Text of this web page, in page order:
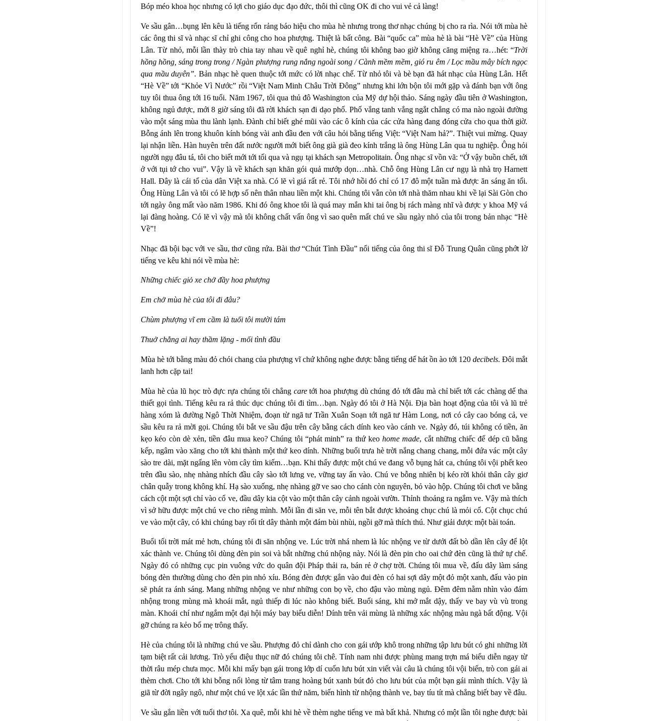
Bóp méo khoa học nhưng có lợi cho giáo dục đạo đức, thôi thì cũng OK đi cho vui vẻ cả làng!
Ve sầu gân…bụng lên kêu là tiếng rổn rảng báo hiệu cho mùa hè nhưng trong thơ nhạc chúng bị cho ra rìa. Nói tới mùa hè
các ông thi sĩ và nhạc sĩ chỉ ghi công cho hoa phượng. Thiệt là bất công. Bài “quốc ca” mùa hè là bài “Hè Về” của Hùng
Lân. Từ nhỏ, mỗi lần thày trò chia tay nhau về quê nghỉ hè, chúng tôi không bao giờ không căng miệng ra…hét: “Trời
hồng hồng, sáng trong trong / Ngàn phượng rung nắng ngoài song / Cành mềm mềm, gió ru êm / Lọc mầu mây bích ngọc
qua mầu duyên”. Bản nhạc hè quen thuộc tới mức có lời nhạc chế. Từ nhỏ tôi và bè bạn đã hát nhạc của Hùng Lân. Hết
“Hè Về” tới “Khỏe Vì Nước” rồi “Việt Nam Minh Châu Trời Đông” nhưng khi lớn bộn tôi mới gặp và đánh bạn với ông
tuy tôi thua ông tới 16 tuổi. Năm 1967, tôi qua thủ đô Washington của Mỹ dự hội thảo. Sáng ngày đầu tiên ở Washington,
không ngủ được, mới 8 giờ sáng tôi đã rời khách sạn đi dạo phố. Phố vắng tanh vắng ngắt chẳng có ma nào ngoài đường
vào một sáng mùa thu lành lạnh. Đành chỉ biết ghé mũi vào các ô kính của các cửa hàng đang đóng cửa cho qua thời giờ.
Bỗng ánh lên trong khuôn kính bóng vài anh đầu đen với câu hỏi bằng tiếng Việt: “Việt Nam hả?”. Thiệt vui mừng. Quay
lại nhận liền. Hàn huyên trên đất nước người mới biết ông già già đeo kính trắng là ông Hùng Lân qua tu nghiệp. Ông hỏi
người ngụ đâu tá, tôi cho biết mới tới tối qua và ngụ tại khách sạn Metropolitain. Ông nhạc sĩ vồn vã: “Ở vậy buồn chết, tới
ở với tụi tớ cho vui”. Vậy là về khách sạn khăn gói quả mướp dọn…nhà. Chỗ ông Hùng Lân cư ngụ là nhà trọ Harnett
Hall. Đây là cái tổ của dân Việt xa nhà. Có lẽ vì giá rất rẻ. Tôi nhớ hồi đó chỉ có 17 đô một tuần mà được ăn sáng ăn tối.
Ông Hùng Lân và tôi có lẽ hợp số nên thân nhau liền một khi. Chúng tôi vẫn còn tới nhà thăm nhau khi về lại Sài Gòn cho
tới ngày ông mất vào năm 1986. Khi đó ông khoe tôi là quá may mắn khi tai ông bị rách màng nhĩ và được y khoa Mỹ vá
lại đàng hoàng. Có lẽ vì vậy mà tôi không chất vấn ông vì sao quên mất chú ve sầu ngày nhỏ của tôi trong bản nhạc “Hè
Về”!
Nhạc đã bội bạc với ve sầu, thơ cũng rứa. Bài thơ “Chút Tình Đầu” nổi tiếng của ông thi sĩ Đỗ Trung Quân cũng phớt lờ
tiếng ve kêu khi nói về mùa hè:
Những chiếc giỏ xe chở đầy hoa phượng
Em chở mùa hè của tôi đi đâu?
Chùm phượng vĩ em cầm là tuổi tôi mười tám
Thuở chẳng ai hay thầm lặng - mối tình đầu
Mùa hè tới bằng màu đỏ chói chang của phượng vĩ chứ không nghe được bằng tiếng dế hát ồn ào tới 120 decibels. Đôi mắt
lanh hơn cặp tai!
Mùa hè của lũ học trò đực rựa chúng tôi chẳng caretới hoa phượng dù chúng đỏ tới đâu mà chỉ biết tới các chàng dế tha
thiết gọi tình. Tiếng kêu ra rả thúc dục chúng tôi đi tìm…bạn. Ngày đó tôi ở Hà Nội. Địa bàn hoạt động của tôi và lũ trẻ
hàng xóm là đường Ngô Thời Nhiệm, đoạn từ ngã tư Trần Xuân Soạn tới ngã tư Hàm Long, nơi có cây cao bóng cả, ve
sầu kêu ra rả mời gọi. Chúng tôi bắt ve sầu đậu trên cây bằng cách dính keo vào cánh ve. Ngày đó, túi không có tiền, ăn
kẹo kéo còn dè xẻn, tiền đâu mua keo? Chúng tôi “phát minh” ra thứ keo home made, cắt những chiếc đế dép cũ bằng
kếp, ngâm vào xăng cho tới khi thành một thứ keo dính. Những buổi trưa hè trời nắng chang chang, mỗi đứa vác một cây
sào tre dài, mặt ngẩng lên vòm cây tìm kiếm…bạn. Khi thấy được một chú ve đang vỗ bụng hát ca, chúng tôi vội phết keo
trên đầu sào, nhẹ nhàng nhích đầu cây sào tới lưng ve, vững tay ấn vào. Chú ve bỗng nhiên bị kéo rời khỏi thân cây giơ
chân quẫy trong không khí. Hạ sào xuống, nhẹ nhàng gỡ ve sao cho cánh còn nguyên, bỏ vào hộp. Chúng tôi chơi ve bằng
cách cột một sợi chỉ vào cổ ve, đầu dây kia cột vào một thân cây cảnh ngoài vườn. Thỉnh thoảng ra ngắm ve. Vậy mà thích
vì sở hữu được một chú ve cho riêng mình. Mỗi lần đi săn ve, mỗi tên bắt được khoảng chục chú là mỏi cổ. Cột chục chú
ve vào một cây, có khi chúng bay rối tít dây thành một đám bùi nhùi, ngồi gỡ mà thích thú. Như giải được một bài toán.
Buổi tối trời mát mẻ hơn, chúng tôi đi săn nhộng ve. Lúc trời nhá nhem là lúc nhộng ve từ dưới đất bò dần lên cây để lột
xác thành ve. Chúng tôi dùng đèn pin soi và bắt những chú nhộng này. Nói là đèn pin cho oai chứ đèn cũng là thứ tự chế.
Ngày đó có những cục pin vuông vức do quân đội Pháp thải ra, bán rẻ ở chợ trời. Chúng tôi mua về, đấu dây làm sáng
bóng đèn thường dùng cho đèn pin nhỏ xíu. Bóng đèn được gắn vào đui đèn có hai sợi dây một đỏ một xanh, đấu vào pin
sẽ phát ra ánh sáng. Mang những nhộng ve như những con bọ về, cho đậu vào mùng ngủ. Đêm đêm nằm nhìn vào đám
nhộng trong mùng mà khoái mắt, ngủ thiếp đi lúc nào không biết. Buổi sáng, khi mở mắt dậy, thấy ve bay vù vù trong
màn. Khoái chí như ngắm một đại hội máy bay biểu diễn! Dính trên vải mùng là những xác nhộng màu ngà bất động. Vội
gỡ chúng ra kẻo bố mẹ trông thấy.
Hè của chúng tôi là những chú ve sầu. Phượng đỏ chỉ dành cho con gái ướp khô trong những tập lưu bút có ghi những lời
tạm biệt rất cải lương. Trò yểu điệu thục nữ đó chúng tôi chê. Tính nam nhi được phùng mang trợn má biểu diễn ngay từ
thời râu mép chưa mọc. Mỗi khi mấy bạn gái trong lớp dí cuốn lưu bút xin viết vài câu là chúng tôi vội biến, trò con gái ai
thèm chơi. Cho tới khi bỗng nổi lòng từ tâm trang hoàng bút xanh bút đỏ cho lưu bút của một bạn gái mình thích. Vậy là
giã từ đời ngây ngô, như một chú ve lột xác lần thứ năm, biến hình từ nhộng thành ve, bay tíu tít mà chẳng biết bay về đâu.
Ve sầu gắn liền với tuổi thơ tôi. Xa quê, mỗi khi hè về thèm nghe tiếng ve mà bất khả. Nhưng có một lần tôi nghe được bài